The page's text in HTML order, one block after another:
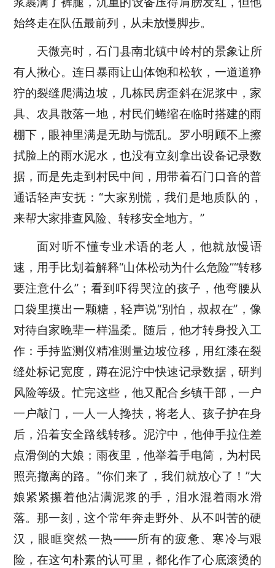
始终走在队伍最前列，从未放慢脚步。
天微亮时，石门县南北镇中岭村的景象让所
有人揪心。连日暴雨让山体饱和松软，一道道狰
狞的裂缝爬满边坡，几栋民房歪斜在泥浆中，家
具、农具散落一地，村民们蜷缩在临时搭建的雨
棚下，眼神里满是无助与慌乱。罗小明顾不上擦
拭脸上的雨水泥水，也没有立刻拿出设备记录数
据，而是先走到村民中间，用带着石门口音的普
通话轻声安抚： “大家别慌，我们是地质队的，
来帮大家排查风险、转移安全地方。”
面对听不懂专业术语的老人，他就放慢语
速，用手比划着解释“山体松动为什么危险”“转移
要注意什么”；看到吓得哭泣的孩子，他弯腰从
口袋里摸出一颗糖，轻声说“别怕，叔叔在”，像
对待自家晚辈一样温柔。随后，他才转身投入工
作：手持监测仪精准测量边坡位移，用红漆在裂
缝处标记宽度，蹲在泥泞中快速记录数据，研判
风险等级。忙完这些，他又配合乡镇干部，一户
一户敲门，一人一人搀扶，将老人、孩子护在身
后，沿着安全路线转移。泥泞中，他伸手拉住差
点滑倒的大娘；雨夜里，他举着手电筒，为村民
照亮撤离的路。“你们来了，我们就放心了！”大
娘紧紧攥着他沾满泥浆的手，泪水混着雨水滑
落。那一刻，这个常年奔走野外、从不叫苦的硬
汉，眼眶突然一热——所有的疲惫、寒冷与艰
险，在这句朴素的认可里，都化作了心底滚烫的